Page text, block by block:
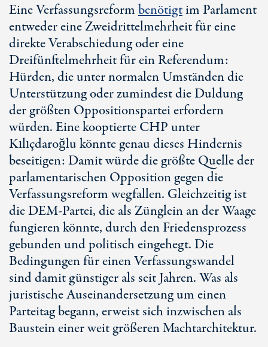
Eine Verfassungsreformbenötigtim Parlament
entweder eine Zweidrittelmehrheit für eine
direkte Verabschiedung oder eine
Dreifünftelmehrheit für ein Referendum:
Hürden, die unter normalen Umständen die
Unterstützung oder zumindest die Duldung
der größten Oppositionspartei erfordern
würden. Eine kooptierte CHP unter
Kılıçdaroğlu könnte genau dieses Hindernis
beseitigen: Damit würde die größte Quelle der
parlamentarischen Opposition gegen die
Verfassungsreform wegfallen. Gleichzeitig ist
die DEM-Partei, die als Zünglein an der Waage
fungieren könnte, durch den Friedensprozess
gebunden und politisch eingehegt. Die
Bedingungen für einen Verfassungswandel
sind damit günstiger als seit Jahren. Was als
juristische Auseinandersetzung um einen
Parteitag begann, erweist sich inzwischen als
Baustein einer weit größeren Machtarchitektur.